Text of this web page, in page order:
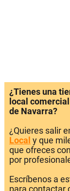
¿Tienes una
local
de Navarra?
¿Quieres salir
Local y que
que ofreces
por
Escríbenos a
para contactar